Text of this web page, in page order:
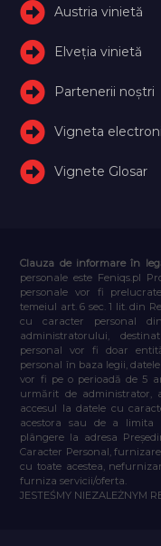
Austria vinietă
Elveţia vinietă
Partenerii noștri
Vigneta
Vignete Glosar
Clauza de informare în
personale este Feniqs.pl
personale vor fi
temeiul art. 6 sec. 1 lit. din
cu caracter personal
administratorului,
personal vor fi doar
personal în baza legii,
vor fi pe o perioadă de 5
urmărit de administrator,
accesul la datele cu
acestora sau de a limita
plângere la adresa
Caracter Personal,
cu toate acestea,
furniza servicii/oferta.
JESTEŚMY NIEZALEŻNYM